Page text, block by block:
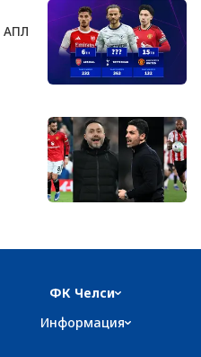
АПЛ
ФК Челси
Информация